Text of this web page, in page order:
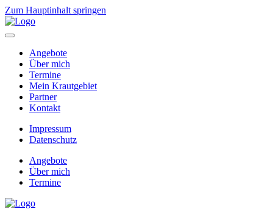
Zum Hauptinhalt springen
Angebote
Über mich
Termine
Mein Krautgebiet
Partner
Kontakt
Impressum
Datenschutz
Angebote
Über mich
Termine